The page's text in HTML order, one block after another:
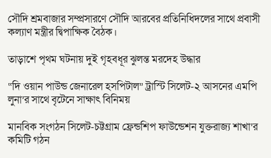
সৌদি শ্রমবাজার সম্প্রসারণে সৌদি আরবের প্রতিনিধিদলের সাথে প্রবাসী
কল্যাণ মন্ত্রীর দ্বিপাক্ষিক বৈঠক।
তাড়াশে পৃথম ঘটনায় দুই গৃহবধূর ঝুলন্ত মরদেহ উদ্ধার
“দি ওয়ান পাউন্ড জেনারেল হসপিটাল” ট্রাস্টি সিলেট-২ আসনের এমপি
লুনা’র সা‌থে বৃটেনে সাক্ষাৎ বিনিময়
মানবিক সংগঠন সিলেট-চট্টগ্রাম ফ্রেন্ডশিপ ফাউন্ডেশন যুক্তরাজ্য শাখা’র
কমিটি গঠন